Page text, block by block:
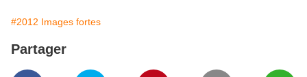
#2012 Images fortes
Partager